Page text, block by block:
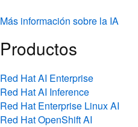
Más información sobre la IA
Productos
Red Hat AI Enterprise
Red Hat AI Inference
Red Hat Enterprise Linux AI
Red Hat OpenShift AI